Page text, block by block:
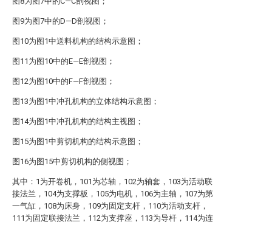
图9为图7中的D—D剖视图；
图10为图1中送料机构的结构示意图；
图11为图10中的E—E剖视图；
图12为图10中的F—F剖视图；
图13为图1中冲孔机构的立体结构示意图；
图14为图1中冲孔机构的结构主视图；
图15为图1中剪切机构的结构示意图；
图16为图15中剪切机构的侧视图；
其中：1为开卷机，101为芯轴，102为轴套，103为活动联
接法兰，104为支撑板，105为电机，106为主轴，107为第
一气缸，108为床身，109为固定支杆，110为活动支杆，
111为固定联接法兰，112为支撑座，113为导杆，114为连